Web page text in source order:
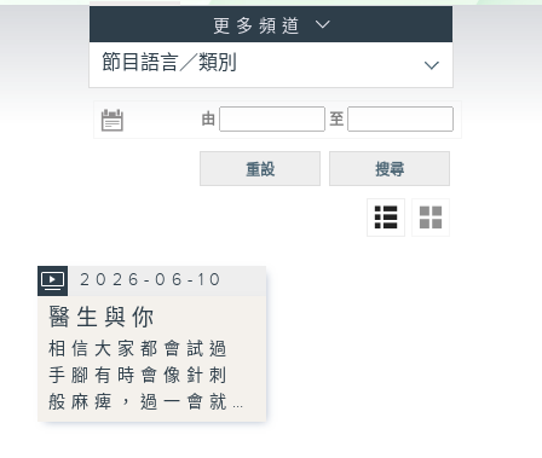
R3
電台 電台
R5
電台
普通
更多頻道
節目語言／類別
由 至
搜尋
重設
2026-06-10
醫生與你
相信大家都會試過
手腳有時會像針刺
般麻痺，過一會就…